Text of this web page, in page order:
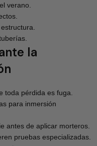
verano.
la
toda pérdida es fuga.
para inmersión
antes de aplicar morteros.
pruebas especializadas.